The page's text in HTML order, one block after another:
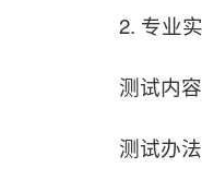
2. 专业
测试内
测试办